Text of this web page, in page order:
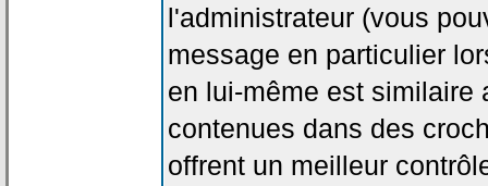
l'administrateur (vous
message en particulier
en lui-même est similaire
contenues dans des
offrent un meilleur